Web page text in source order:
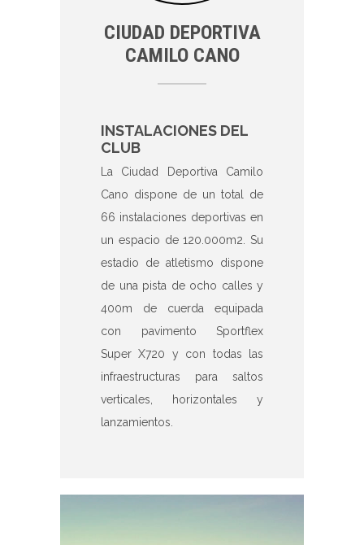
CIUDAD DEPORTIVA
CAMILO CANO
INSTALACIONES DEL
CLUB
La Ciudad Deportiva Camilo
Cano dispone de un total de
66 instalaciones deportivas en
un espacio de 120.000m2. Su
estadio de atletismo dispone
de una pista de ocho calles y
400m de cuerda equipada
con pavimento Sportflex
Super X720 y con todas las
infraestructuras para saltos
verticales, horizontales y
lanzamientos.